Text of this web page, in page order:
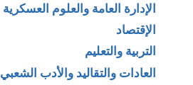
الإدارة العامة والعلوم العسكرية
الإقتصاد
التربية والتعليم
العادات والتقاليد والأدب الشعبي